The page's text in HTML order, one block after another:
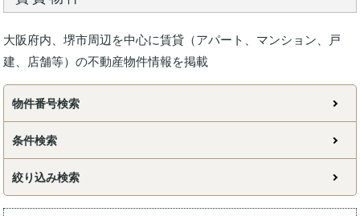
大阪府内、堺市周辺を中心に賃貸（アパート、マンション、戸
建、店舗等）の不動産物件情報を掲載
物件番号検索
条件検索
絞り込み検索